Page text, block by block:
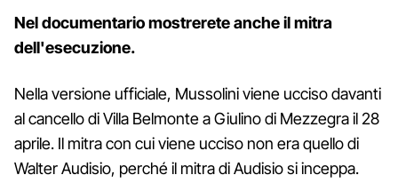
Nel documentario mostrerete anche il mitra
dell'esecuzione.
Nella versione ufficiale, Mussolini viene ucciso davanti
al cancello di Villa Belmonte a Giulino di Mezzegra il 28
aprile. Il mitra con cui viene ucciso non era quello di
Walter Audisio, perché il mitra di Audisio si inceppa.